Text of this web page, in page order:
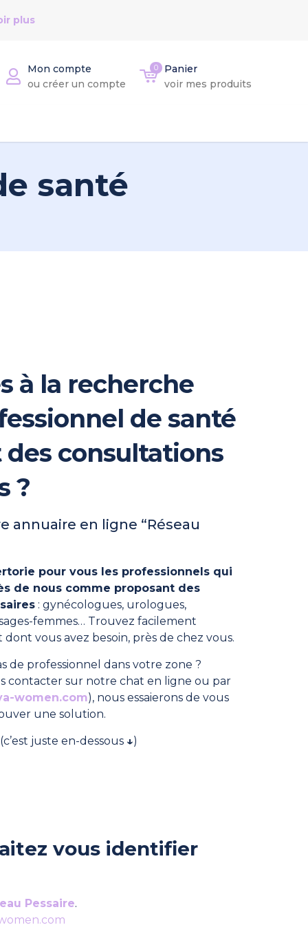
plus
Mon compte
ou créer un compte
0
Panier
voir mes produits
santé
à la recherche
de santé
des consultations
?
annuaire en ligne “Réseau
pour vous les professionnels qui
de nous comme proposant des
: gynécologues, urologues,
femmes… Trouvez facilement
dont vous avez besoin, près de chez vous.
de professionnel dans votre zone ?
contacter sur notre chat en ligne ou par
women.com), nous essaierons de vous
une solution.
juste en-dessous ↓)
vous identifier
Pessaire.